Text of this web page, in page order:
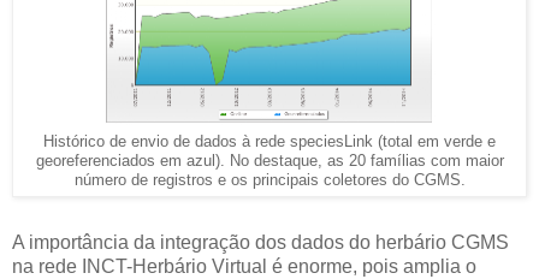
Histórico de envio de dados à rede speciesLink (total em verde e
georeferenciados em azul). No destaque, as 20 famílias com maior
número de registros e os principais coletores do CGMS.
A importância da integração dos dados do herbário CGMS
na rede INCT-Herbário Virtual é enorme, pois amplia o